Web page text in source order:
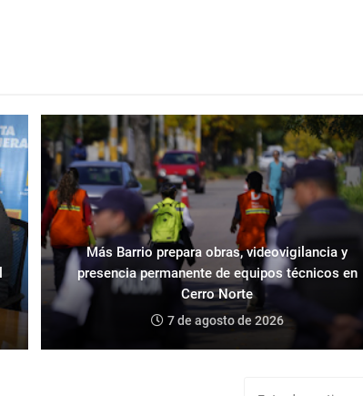
Más Barrio prepara obras, videovigilancia y
presencia permanente de equipos técnicos en
Cerro Norte
7 de agosto de 2026